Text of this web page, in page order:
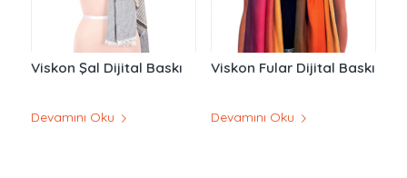
Viskon Şal Dijital Baskı
Devamını Oku
Viskon Fular Dijital Baskı
Devamını Oku